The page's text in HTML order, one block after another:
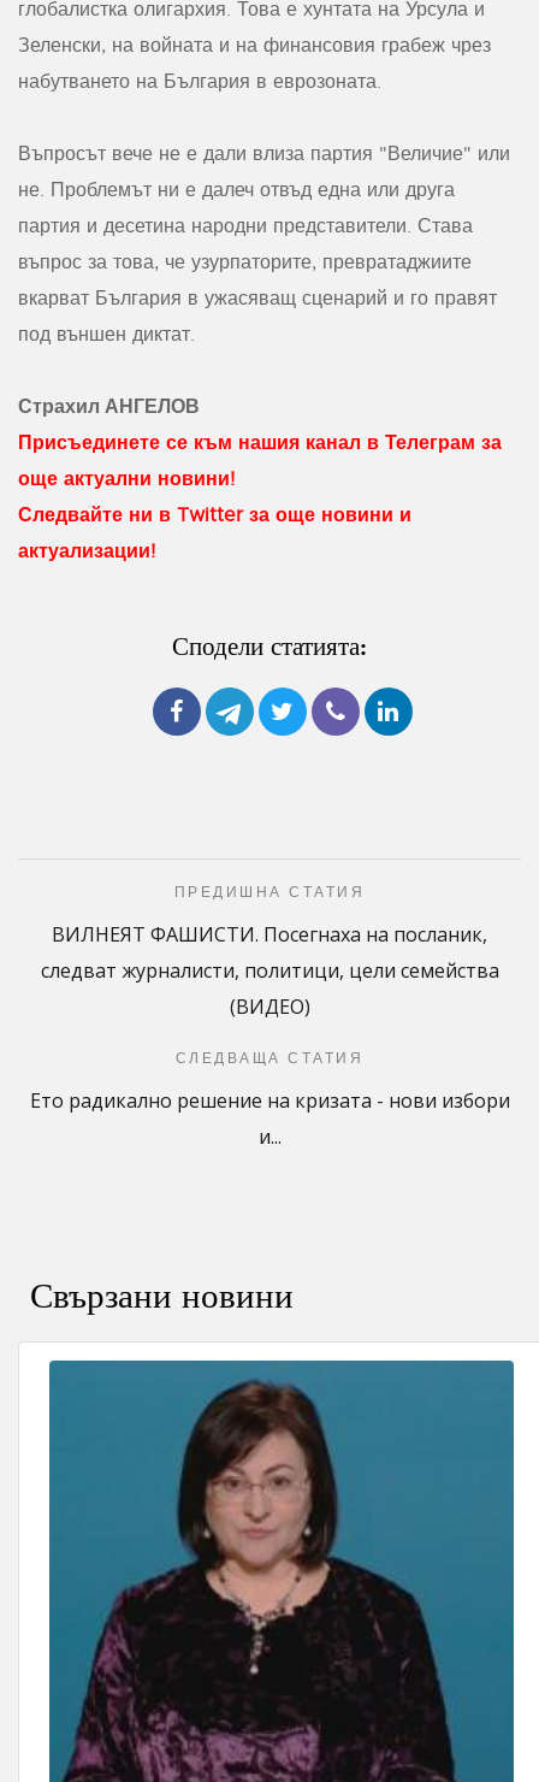
глобалистка олигархия. Това е хунтата на Урсула и
Зеленски, на войната и на финансовия грабеж чрез
набутването на България в еврозоната.
Въпросът вече не е дали влиза партия "Величие" или
не. Проблемът ни е далеч отвъд една или друга
партия и десетина народни представители. Става
въпрос за това, че узурпаторите, превратаджиите
вкарват България в ужасяващ сценарий и го правят
под външен диктат.
Страхил АНГЕЛОВ
Присъединете се към нашия канал в Телеграм за
още актуални новини!
Следвайте ни в Twitter за още новини и
актуализации!
Сподели статията:
ПРЕДИШНА СТАТИЯ
ВИЛНЕЯТ ФАШИСТИ. Посегнаха на посланик,
следват журналисти, политици, цели семейства
(ВИДЕО)
СЛЕДВАЩА СТАТИЯ
Ето радикално решение на кризата - нови избори
и...
Свързани новини